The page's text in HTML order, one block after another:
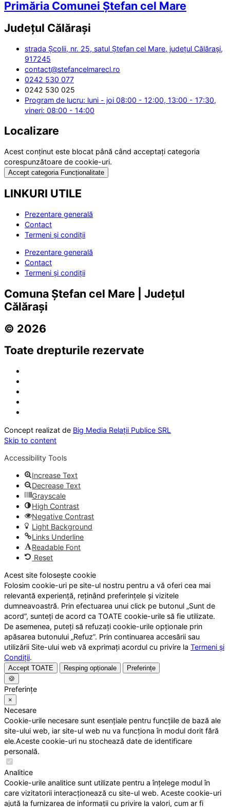
Primăria Comunei Ștefan cel Mare
Județul Călărași
strada Școlii, nr. 25, satul Ștefan cel Mare, județul Călărași,
917245
contact@stefancelmarecl.ro
0242 530 077
0242 530 025
Program de lucru: luni - joi 08:00 - 12:00, 13:00 - 17:30,
vineri: 08:00 - 14:00
Localizare
Acest conținut este blocat până când acceptați categoria
corespunzătoare de cookie-uri.
Accept categoria Funcționalitate
LINKURI UTILE
Prezentare generală
Contact
Termeni și condiții
Prezentare generală
Contact
Termeni și condiții
Comuna Ștefan cel Mare | Județul
Călărași
© 2026
Toate drepturile rezervate
Concept realizat de Big Media Relații Publice SRL
Skip to content
Accessibility Tools
Increase Text
Decrease Text
Grayscale
High Contrast
Negative Contrast
Light Background
Links Underline
Readable Font
Reset
Acest site folosește cookie
Folosim cookie-uri pe site-ul nostru pentru a vă oferi cea mai
relevantă experiență, reținând preferințele și vizitele
dumneavoastră. Prin efectuarea unui click pe butonul „Sunt de
acord”, sunteți de acord ca TOATE cookie-urile să fie utilizate.
De asemenea, puteți să refuzați cookie-urile opționale prin
apăsarea butonului „Refuz”. Prin continuarea accesării sau
utilizării Site-ului web vă exprimați acordul cu privire la Termeni și
Condiții.
Accept TOATE Resping opționale
Preferințe
🍪
Preferințe
×
Necesare
Cookie-urile necesare sunt esențiale pentru funcțiile de bază ale
site-ului web, iar site-ul web nu va funcționa în modul dorit fără
ele.Aceste cookie-uri nu stochează date de identificare
personală.
Analitice
Cookie-urile analitice sunt utilizate pentru a înțelege modul în
care vizitatorii interacționează cu site-ul web. Aceste cookie-uri
ajută la furnizarea de informații cu privire la valori, cum ar fi